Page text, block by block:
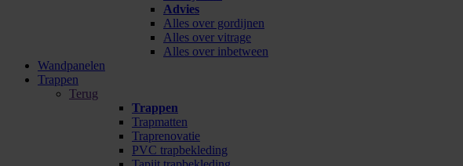
Advies
Alles over gordijnen
Alles over vitrage
Alles over inbetween
Wandpanelen
Trappen
Terug
Trappen
Trapmatten
Traprenovatie
PVC trapbekleding